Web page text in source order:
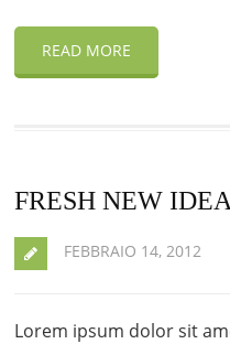
READ MORE
FRESH NEW
FEBBRAIO 14, 2012
Lorem ipsum dolor sit